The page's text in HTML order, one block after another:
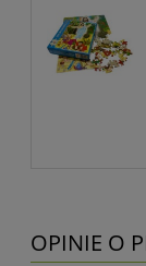
OPINIE O